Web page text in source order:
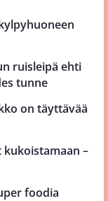
ruisleipä ehti
tunne
on täyttävää
–
foodia